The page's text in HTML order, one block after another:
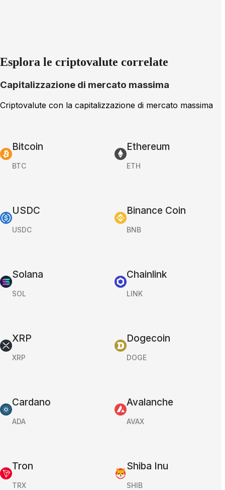
Esplora le criptovalute correlate
Capitalizzazione di mercato massima
Criptovalute con la capitalizzazione di mercato massima
Bitcoin
BTC
Ethereum
ETH
USDC
USDC
Binance Coin
BNB
Solana
SOL
Chainlink
LINK
XRP
XRP
Dogecoin
DOGE
Cardano
ADA
Avalanche
AVAX
Tron
TRX
Shiba Inu
SHIB